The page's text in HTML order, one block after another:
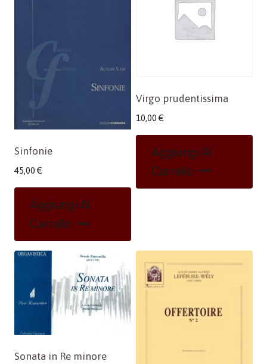
Sinfonie
45,00 €
Aggiungi Al
Carrello
Virgo prudentissima
10,00 €
Aggiungi Al
Carrello
Sonata in Re minore